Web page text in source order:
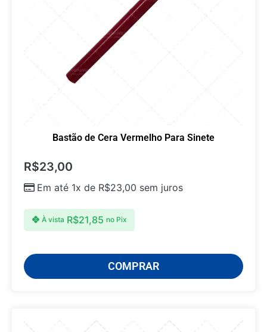
Bastão de Cera Vermelho Para Sinete
R$23,00
Em até 1x de R$23,00 sem juros
À vista R$21,85 no Pix
COMPRAR